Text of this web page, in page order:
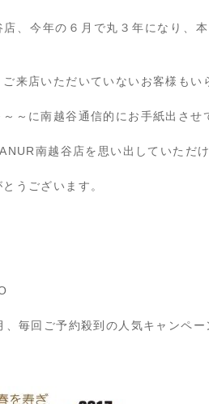
店、今年の６月で丸３年になり、
ご来店いただいていないお客様もい
～～に南越谷通信的にお手紙出させ
南越谷店を思い出していただ
うございます。
、毎回ご予約殺到の人気キャンペ